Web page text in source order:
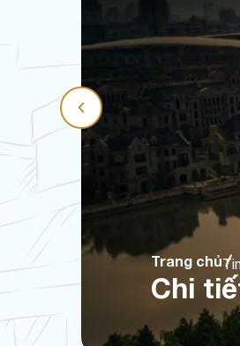
Trang chủ
Chi